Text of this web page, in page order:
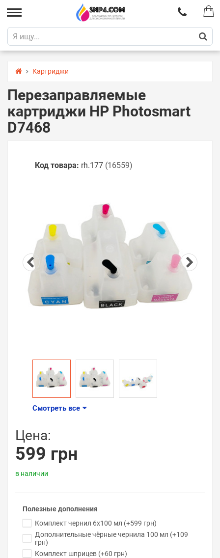
Картриджи
Перезаправляемые
картриджи HP Photosmart
D7468
Код товара: rh.177 (16559)
Смотреть все
Цена:
599 грн
в наличии
Полезные дополнения
Комплект чернил 6x100 мл (+599 грн)
Дополнительные чёрные чернила 100 мл (+109
грн)
Комплект шприцев (+60 грн)